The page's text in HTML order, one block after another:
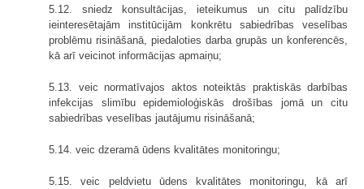
5.12. sniedz konsultācijas, ieteikumus un citu palīdzību
ieinteresētajām institūcijām konkrētu sabiedrības veselības
problēmu risināšanā, piedaloties darba grupās un konferencēs,
kā arī veicinot informācijas apmaiņu;
5.13. veic normatīvajos aktos noteiktās praktiskās darbības
infekcijas slimību epidemioloģiskās drošības jomā un citu
sabiedrības veselības jautājumu risināšanā;
5.14. veic dzeramā ūdens kvalitātes monitoringu;
5.15. veic peldvietu ūdens kvalitātes monitoringu, kā arī